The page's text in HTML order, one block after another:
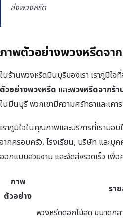
ส่งพวงหรีด
ภาพตัวอย่างพวงหรีดจาก
ในร้านพวงหรีดมีนบุรีของเรา เราภูมิใจ
ตัวอย่างพวงหรีด และพวงหรีดจากร้า
ในมีนบุรี พวกเขามีความศรัทธาและเคา
เราภูมิใจในคุณภาพและบริการที่เรามอ
จากครอบครัว, โรงเรียน, บริษัท และบุ
ออกแบบสวยงาม และจัดส่งรวดเร็ว เพื่
ภาพ
ตัวอย่าง
รา
พวงหรีดดอกไม้สด ขนาดกล